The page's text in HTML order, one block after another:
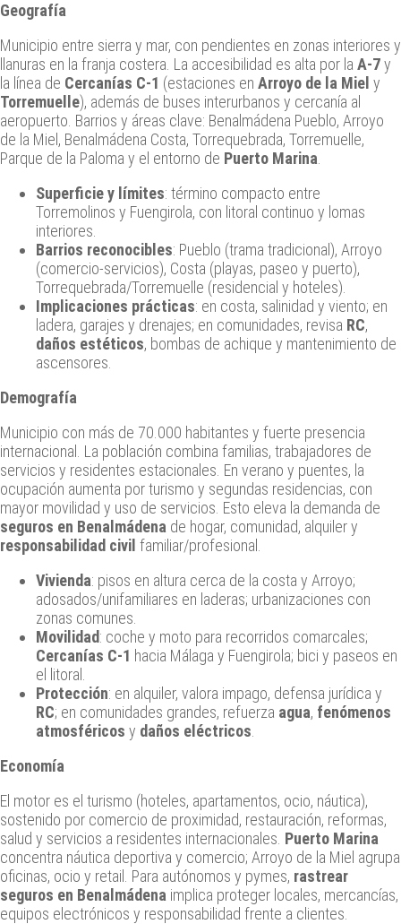
Geografía
Municipio entre sierra y mar, con pendientes en zonas interiores y
llanuras en la franja costera. La accesibilidad es alta por la A‑7y
la línea de Cercanías C‑1 (estaciones en Arroyo de la Miel y
Torremuelle), además de buses interurbanos y cercanía al
aeropuerto. Barrios y áreas clave: Benalmádena Pueblo, Arroyo
de la Miel, Benalmádena Costa, Torrequebrada, Torremuelle,
Parque de la Paloma y el entorno de Puerto Marina
Superficie y límites: término compacto entre
Torremolinos y Fuengirola, con litoral continuo y lomas
interiores.
Barrios reconocibles: Pueblo (trama tradicional), Arroyo
(comercio‑servicios), Costa (playas, paseo y puerto),
Torrequebrada/Torremuelle (residencial y hoteles).
Implicaciones prácticas: en costa, salinidad y viento; en
ladera, garajes y drenajes; en comunidades, revisa RC,
daños estéticos, bombas de achique y mantenimiento de
ascensores.
Demografía
Municipio con más de 70.000 habitantes y fuerte presencia
internacional. La población combina familias, trabajadores de
servicios y residentes estacionales. En verano y puentes, la
ocupación aumenta por turismo y segundas residencias, con
mayor movilidad y uso de servicios. Esto eleva la demanda de
seguros en Benalmádena de hogar, comunidad, alquiler y
responsabilidad civil familiar/profesional.
Vivienda: pisos en altura cerca de la costa y Arroyo;
adosados/unifamiliares en laderas; urbanizaciones con
zonas comunes.
Movilidad: coche y moto para recorridos comarcales;
Cercanías C‑1 hacia Málaga y Fuengirola; bici y paseos en
el litoral.
Protección: en alquiler, valora impago, defensa jurídica y
RC; en comunidades grandes, refuerza agua, fenómenos
atmosféricos y daños eléctricos
Economía
El motor es el turismo (hoteles, apartamentos, ocio, náutica),
sostenido por comercio de proximidad, restauración, reformas,
salud y servicios a residentes internacionales. Puerto Marina
concentra náutica deportiva y comercio; Arroyo de la Miel agrupa
oficinas, ocio y retail. Para autónomos y pymes, rastrear
seguros en Benalmádena implica proteger locales, mercancías,
equipos electrónicos y responsabilidad frente a clientes.